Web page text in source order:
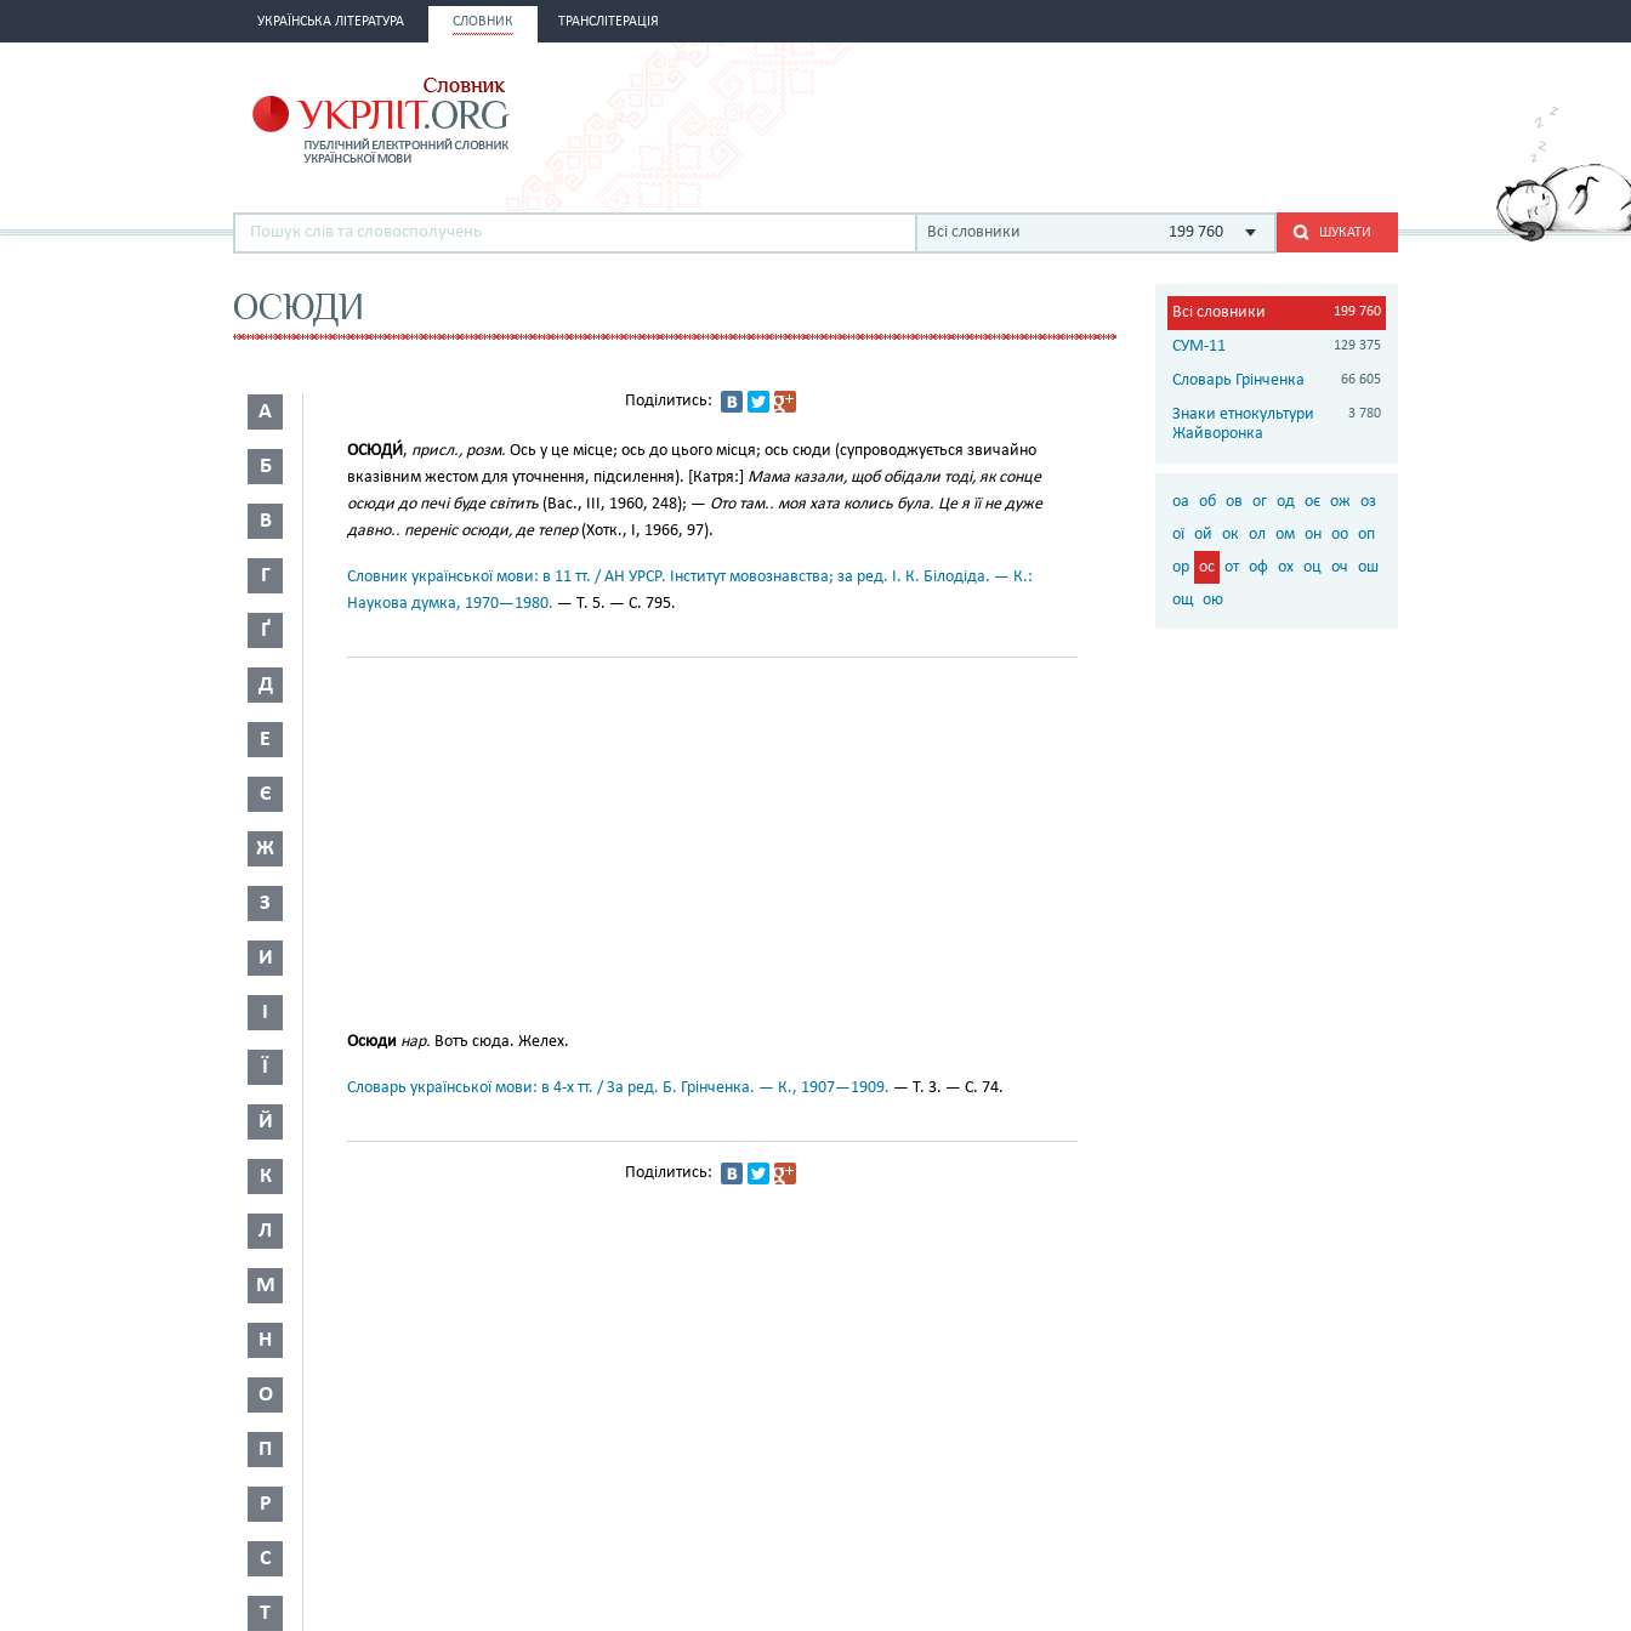
УКРАЇНСЬКА ЛІТЕРАТУРА СЛОВНИК ТРАНСЛІТЕРАЦІЯ
Всі словники 199 760 ШУКАТИ
ОСЮДИ
А
Б
В
Г
Ґ
Д
Е
Є
Ж
З
И
І
Ї
Й
К
Л
М
Н
О
П
Р
С
Т
Поділитись:
ОСЮДИ́, присл., розм. Ось у це місце; ось до цього місця; ось сюди (супроводжується звичайно
вказівним жестом для уточнення, підсилення). [Катря:] Мама казали, щоб обідали тоді, як сонце
осюди до печі буде світить (Вас., III, 1960, 248); — Ото там.. моя хата колись була. Це я її не дуже
давно.. переніс осюди, де тепер(Хотк., І, 1966, 97).
Словник української мови: в 11 тт. / АН УРСР. Інститут мовознавства; за ред. І. К. Білодіда. — К.:
Наукова думка, 1970—1980. — Т. 5. — С. 795.
Осюди нар. Вотъ сюда. Желех.
Словарь української мови: в 4-х тт. / За ред. Б. Грінченка. — К., 1907—1909. — Т. 3. — С. 74.
Поділитись:
Всі словники 199 760
СУМ-11 129 375
Словарь Грінченка 66 605
Знаки етнокультури
Жайворонка
3 780
оа об ов ог од оє ож оз
ої ой ок ол ом он оо оп
ор ос от оф ох оц оч ош
ощ ою